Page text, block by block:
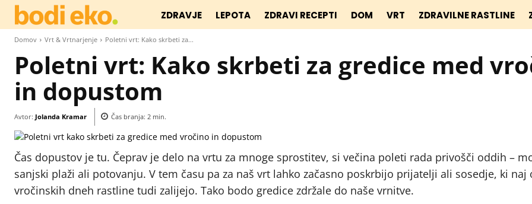
ZDRAVJE LEPOTA ZDRAVI RECEPTI DOM VRT ZDRAVILNE RASTLINE
Domov Vrt & Vrtnarjenje Poletni vrt: Kako skrbeti za...
Poletni vrt: Kako skrbeti za gredice med
in dopustom
Avtor: Jolanda Kramar Čas branja: 2 min.
Čas dopustov je tu. Čeprav je delo na vrtu za mnoge sprostitev, si večina poleti rada privošči oddih –
sanjski plaži ali potovanju. V tem času pa za naš vrt lahko začasno poskrbijo prijatelji ali sosedje, ki naj
vročinskih dneh rastline tudi zalijejo. Tako bodo gredice zdržale do naše vrnitve.